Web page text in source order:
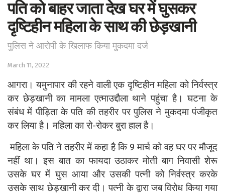
पति को बाहर जाता देख घर में घुसकर
दृष्टिहीन महिला के साथ की छेड़खानी
पुलिस ने आरोपी के खिलाफ किया मुकदमा दर्ज
March 11, 2022
आगरा। यमुनापार की रहने वाली एक दृष्टिहीन महिला को निर्वस्त्र
कर छेड़खानी का मामला एत्माउद्दौला थाने पहुंचा है। घटना के
संबंध में पीड़िता के पति की तहरीर पर पुलिस ने मुकदमा पंजीकृत
कर लिया है। महिला का रो-रोकर बुरा हाल है।
महिला के पति ने तहरीर में कहा है कि 9 मार्च को वह घर पर मौजूद
नहीं था। इस बात का फायदा उठाकर मोती बाग निवासी शेरू
उसके घर में घुस आया और उसकी पत्नी को निर्वस्त्र करके
उसके साथ छेड़खानी कर दी। पत्नी के द्वारा जब विरोध किया गया